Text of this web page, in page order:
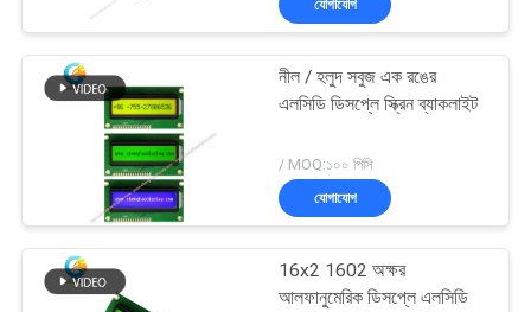
কারখানা
ভ্রমণ
আমাদের
টিএফটি এলসিডি ডিসপ্লে
237
129
যোগাযোগ
নীল / হলুদ সবুজ এক রঙের
এলসিডি ডিসপ্লে স্ক্রিন ব্যাকলাইট
/ MOQ:১০০ পিসি
যোগাযোগ
16x2 1602 অক্ষর
আলফানুমেরিক ডিসপ্লে এলসিডি